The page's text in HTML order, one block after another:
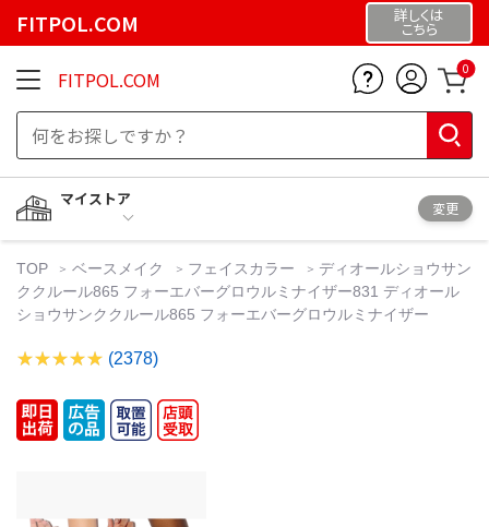
FITPOL.COM 詳しくは
こちら
FITPOL.COM 0
マイストア
変更
TOP ベースメイク フェイスカラー
ディオールショウサン
ククルール865 フォーエバーグロウルミナイザー831 ディオール
ショウサンククルール865 フォーエバーグロウルミナイザー
(2378)